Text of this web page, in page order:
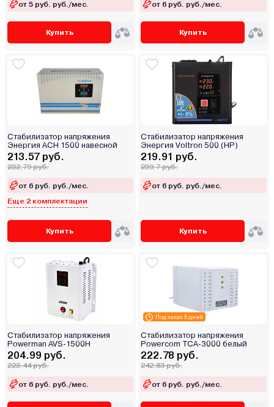
от 5 руб. руб./мес.
Купить
от 6 руб. руб./мес.
Купить
Стабилизатор напряжения
Энергия АСН 1500 навесной
213.57 руб.
232.79 руб.
от 6 руб. руб./мес.
Еще 2 комплектации
Купить
Стабилизатор напряжения
Энергия Voltron 500 (HP)
219.91 руб.
239.7 руб.
от 6 руб. руб./мес.
Купить
Стабилизатор напряжения
Powerman AVS-1500H
204.99 руб.
223.44 руб.
от 6 руб. руб./мес.
Под заказ 5 дней
Стабилизатор напряжения
Powercom TCA-3000 белый
222.78 руб.
242.83 руб.
от 6 руб. руб./мес.